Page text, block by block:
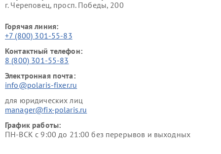
г. Череповец, просп. Победы, 200
Горячая линия:
+7 (800) 301-55-83
Контактный телефон:
8 (800) 301-55-83
Электронная почта:
info@polaris-fixer.ru
для юридических лиц
manager@fix-polaris.ru
График работы:
ПН-ВСК с 9:00 до 21:00 без перерывов и выходных